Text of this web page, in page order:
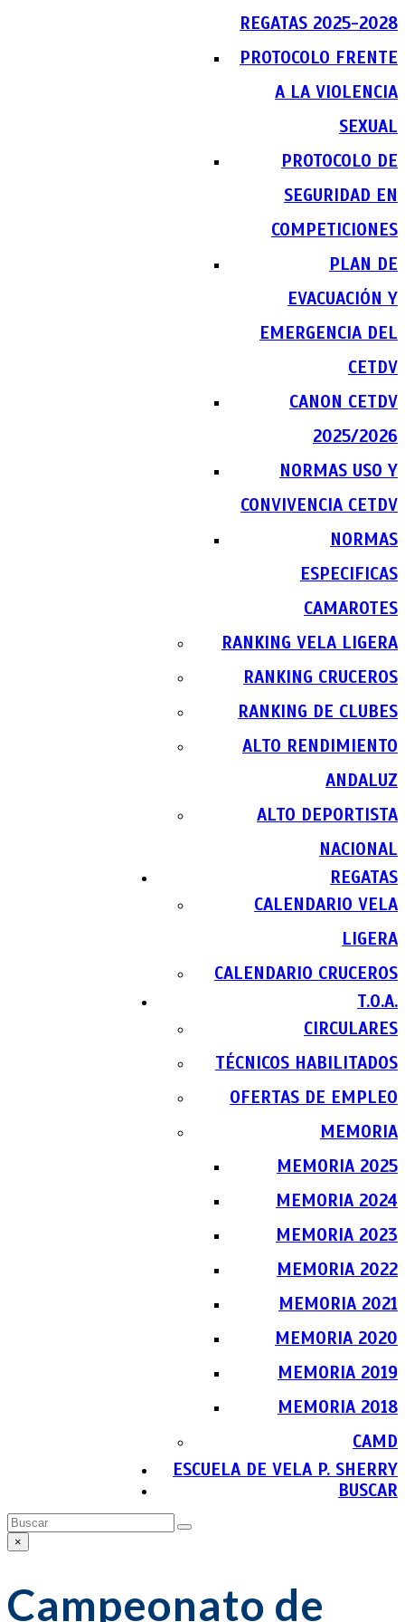
REGATAS 2025-2028
PROTOCOLO FRENTE
A LA VIOLENCIA
SEXUAL
PROTOCOLO DE
SEGURIDAD EN
COMPETICIONES
PLAN DE
EVACUACIÓN Y
EMERGENCIA DEL
CETDV
CANON CETDV
2025/2026
NORMAS USO Y
CONVIVENCIA CETDV
NORMAS
ESPECIFICAS
CAMAROTES
RANKING VELA LIGERA
RANKING CRUCEROS
RANKING DE CLUBES
ALTO RENDIMIENTO
ANDALUZ
ALTO DEPORTISTA
NACIONAL
REGATAS
CALENDARIO VELA
LIGERA
CALENDARIO CRUCEROS
T.O.A.
CIRCULARES
TÉCNICOS HABILITADOS
OFERTAS DE EMPLEO
MEMORIA
MEMORIA 2025
MEMORIA 2024
MEMORIA 2023
MEMORIA 2022
MEMORIA 2021
MEMORIA 2020
MEMORIA 2019
MEMORIA 2018
CAMD
ESCUELA DE VELA P. SHERRY
BUSCAR
Buscar
Enviar
×
Close
Campeonato de